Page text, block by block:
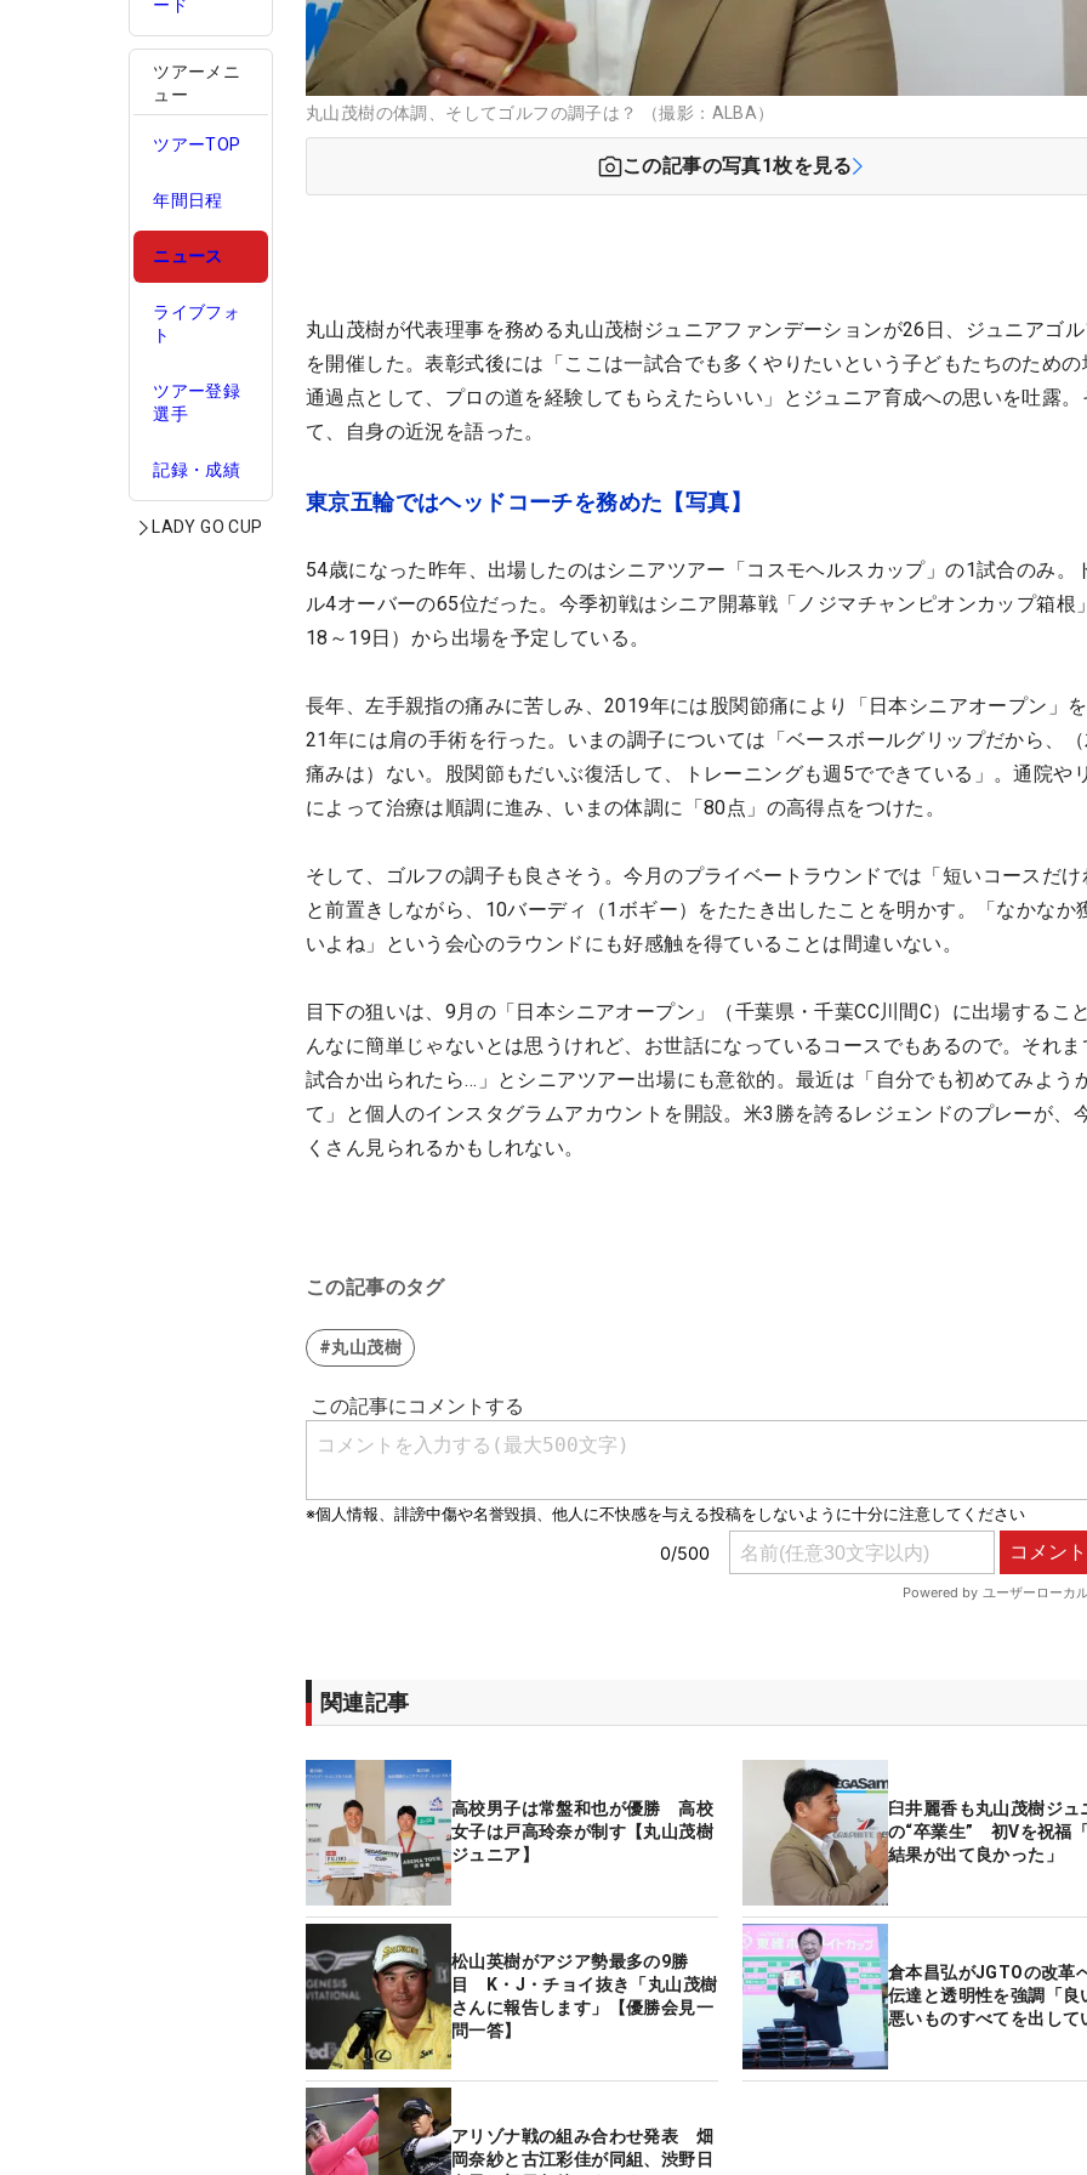
ード
ツアーメニ
ュー
ツアーTOP
年間日程
ニュース
ライブフォ
ト
ツアー登録
選手
記録・成績
LADY GO CUP
丸山茂樹の体調、そしてゴルフの調子は？ （撮影：ALBA）
この記事の写真1枚を見る
丸山茂樹が代表理事を務める丸山茂樹ジュニアファンデーションが26日、ジュニアゴ
を開催した。表彰式後には「ここは一試合でも多くやりたいという子どもたちのための
通過点として、プロの道を経験してもらえたらいい」とジュニア育成への思いを吐露。
て、自身の近況を語った。
東京五輪ではヘッドコーチを務めた【写真】
54歳になった昨年、出場したのはシニアツアー「コスモヘルスカップ」の1試合のみ。
ル4オーバーの65位だった。今季初戦はシニア開幕戦「ノジマチャンピオンカップ箱根
18～19日）から出場を予定している。
長年、左手親指の痛みに苦しみ、2019年には股関節痛により「日本シニアオープン」
21年には肩の手術を行った。いまの調子については「ベースボールグリップだから、
痛みは）ない。股関節もだいぶ復活して、トレーニングも週5でできている」。通院や
によって治療は順調に進み、いまの体調に「80点」の高得点をつけた。
そして、ゴルフの調子も良さそう。今月のプライベートラウンドでは「短いコースだ
と前置きしながら、10バーディ（1ボギー）をたたき出したことを明かす。「なかなか
いよね」という会心のラウンドにも好感触を得ていることは間違いない。
目下の狙いは、9月の「日本シニアオープン」（千葉県・千葉CC川間C）に出場するこ
んなに簡単じゃないとは思うけれど、お世話になっているコースでもあるので。それま
試合か出られたら…」とシニアツアー出場にも意欲的。最近は「自分でも初めてみよう
て」と個人のインスタグラムアカウントを開設。米3勝を誇るレジェンドのプレーが、
くさん見られるかもしれない。
この記事のタグ
#丸山茂樹
関連記事
高校男子は常盤和也が優勝 高校
女子は戸高玲奈が制す【丸山茂樹
ジュニア】
臼井麗香も丸山茂樹ジュ
の“卒業生” 初Vを祝福
結果が出て良かった」
松山英樹がアジア勢最多の9勝
目 K・J・チョイ抜き「丸山茂樹
さんに報告します」【優勝会見一
問一答】
倉本昌弘がJGTOの改
伝達と透明性を強調「良
悪いものすべてを出して
アリゾナ戦の組み合わせ発表 畑
岡奈紗と古江彩佳が同組、渋野日